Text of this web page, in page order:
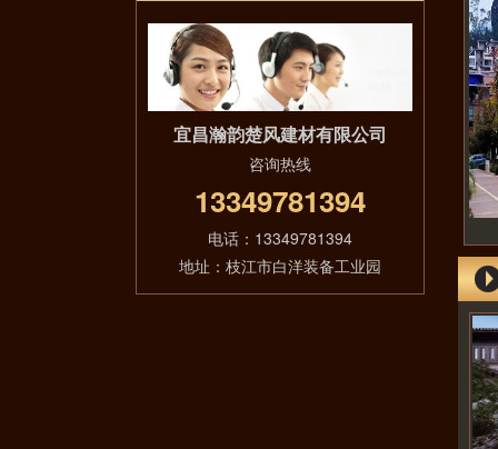
宜昌瀚韵楚风建材有限公司
咨询热线
13349781394
电话：13349781394
地址：枝江市白洋装备工业园